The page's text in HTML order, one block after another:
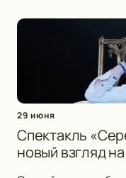
29 июня
Спектакль
новый взгляд